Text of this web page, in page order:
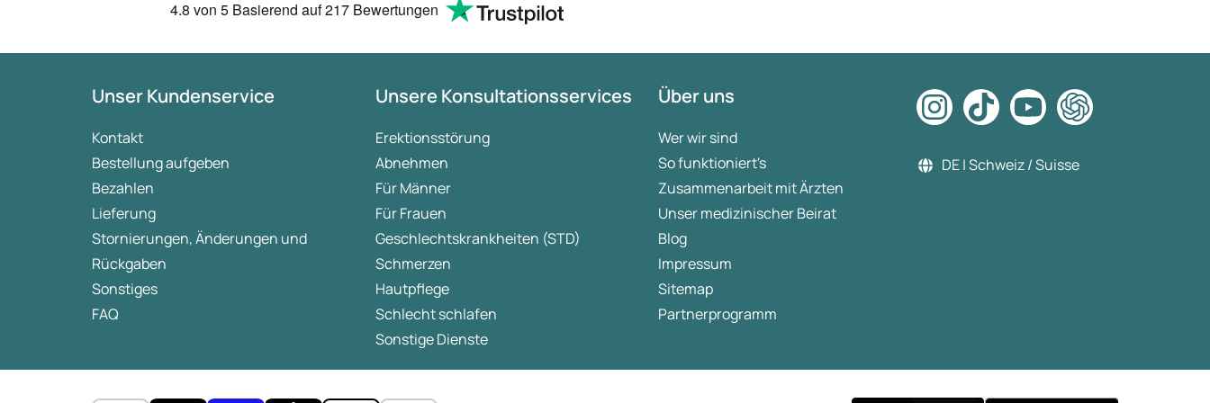
4.8 von 5 Basierend auf217 Bewertungen
Unser Kundenservice
Kontakt
Bestellung aufgeben
Bezahlen
Lieferung
Stornierungen, Änderungen und
Rückgaben
Sonstiges
FAQ
Unsere Konsultationsservices
Erektionsstörung
Abnehmen
Für Männer
Für Frauen
Geschlechtskrankheiten (STD)
Schmerzen
Hautpflege
Schlecht schlafen
Sonstige Dienste
Über uns
Wer wir sind
So funktioniert's
Zusammenarbeit mit Ärzten
Unser medizinischer Beirat
Blog
Impressum
Sitemap
Partnerprogramm
DE | Schweiz / Suisse